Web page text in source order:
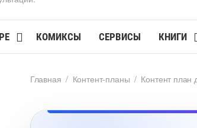
КОМИКСЫ СЕРВИСЫ КНИГИ
Главная / Контент-планы / Контент план